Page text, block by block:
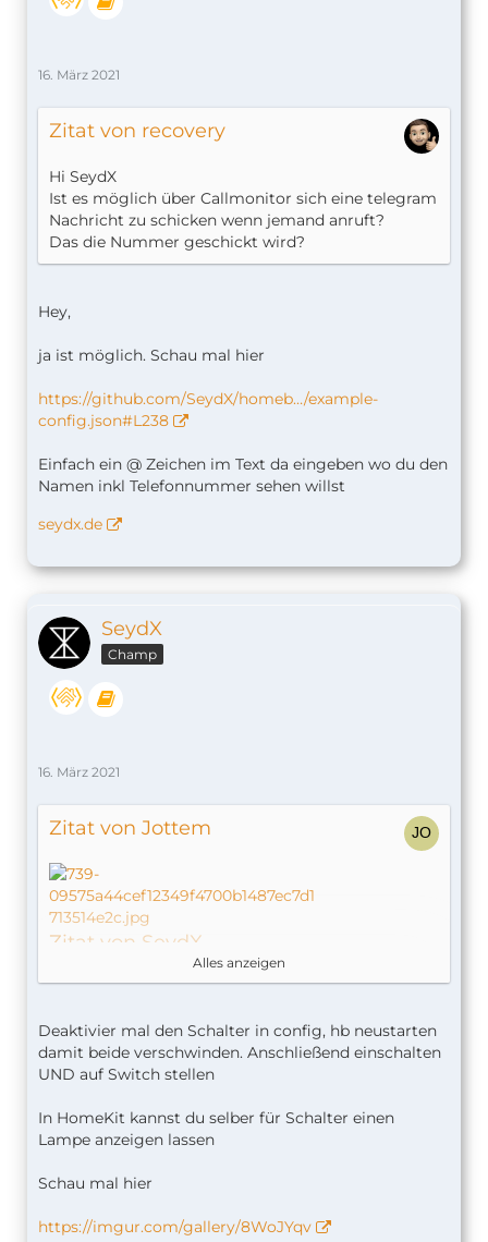
16. März 2021
Zitat von recovery
Hi SeydX
Ist es möglich über Callmonitor sich eine telegram
Nachricht zu schicken wenn jemand anruft?
Das die Nummer geschickt wird?
Hey,
ja ist möglich. Schau mal hier
https://github.com/SeydX/homeb…/example-
config.json#L238
Einfach ein @ Zeichen im Text da eingeben wo du den
Namen inkl Telefonnummer sehen willst
seydx.de
SeydX
Champ
16. März 2021
Zitat von Jottem
Zitat von SeydX
Beim DECT200 in config folgendes eintragen
("energy": true)
https://github.com/SeydX/homeb…/example-
config.json#L115
("readOnly": true)
config.json#L29
Hallo, zusammen
Alles anzeigen
Deaktivier mal den Schalter in config, hb neustarten
damit beide verschwinden. Anschließend einschalten
UND auf Switch stellen
In HomeKit kannst du selber für Schalter einen
Lampe anzeigen lassen
Schau mal hier
https://imgur.com/gallery/8WoJYqv